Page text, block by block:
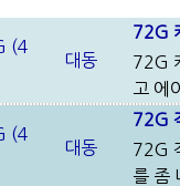
(4
대동
72G
72G
고 에
(4
대동
72G
72G
를 좀